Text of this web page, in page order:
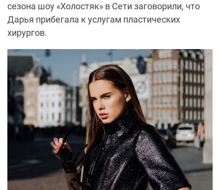
сезона шоу «Холостяк» в Сети заговорили, что
Дарья прибегала к услугам пластических
хирургов.